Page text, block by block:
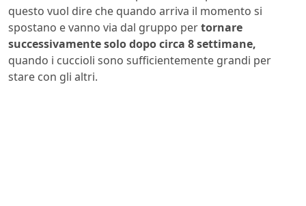
questo vuol dire che quando arriva il momento si
spostano e vanno via dal gruppo pertornare
successivamente solo dopo circa 8 settimane,
quando i cuccioli sono sufficientemente grandi per
stare con gli altri.